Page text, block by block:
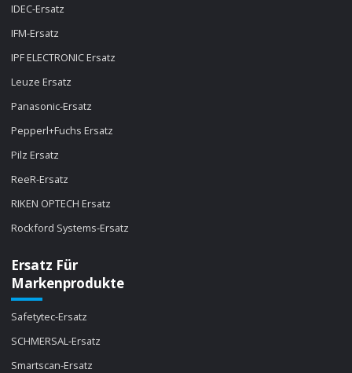
IDEC-Ersatz
IFM-Ersatz
IPF ELECTRONIC Ersatz
Leuze Ersatz
Panasonic-Ersatz
Pepperl+Fuchs Ersatz
Pilz Ersatz
ReeR-Ersatz
RIKEN OPTECH Ersatz
Rockford Systems-Ersatz
Ersatz Für
Markenprodukte
Safetytec-Ersatz
SCHMERSAL-Ersatz
Smartscan-Ersatz